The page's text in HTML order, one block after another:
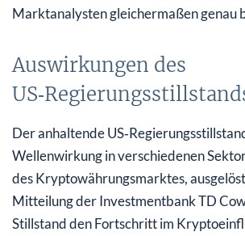
Marktanalysten gleichermaßen genau
Auswirkungen des
Der anhaltende
Wellenwirkung in verschiedenen
des Kryptowährungsmarktes,
Mitteilung der Investmentbank TD
Stillstand den Fortschritt im